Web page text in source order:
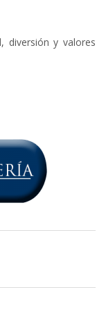
diversión y valores